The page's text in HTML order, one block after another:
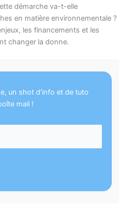
démarche va-t-elle
en matière environnementale ?
les financements et les
changer la donne.
un shot d'info et de tuto
mail !